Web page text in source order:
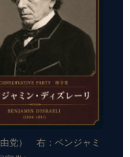
党） 右：ベンジャミ